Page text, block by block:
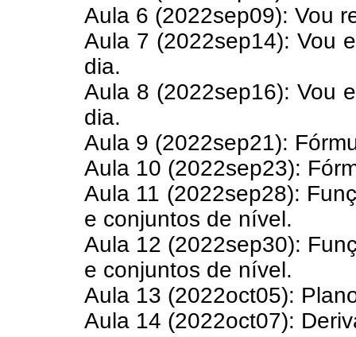
Aula 6 (2022sep09): Vou
Aula 7 (2022sep14): Vou
dia.
Aula 8 (2022sep16): Vou
dia.
Aula 9 (2022sep21):
Aula 10 (2022sep23):
Aula 11 (2022sep28):
e conjuntos de nível.
Aula 12 (2022sep30):
e conjuntos de nível.
Aula 13 (2022oct05):
Aula 14 (2022oct07):